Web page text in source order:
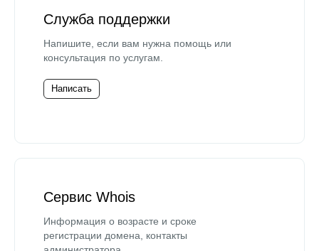
Служба поддержки
Напишите, если вам нужна помощь или
консультация по услугам.
Написать
Сервис Whois
Информация о возрасте и сроке
регистрации домена, контакты